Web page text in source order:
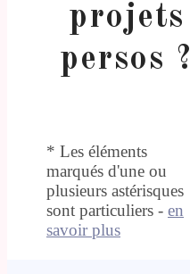
projets
persos ?
* Les éléments
marqués d'une ou
plusieurs astérisques
sont particuliers - en
savoir plus